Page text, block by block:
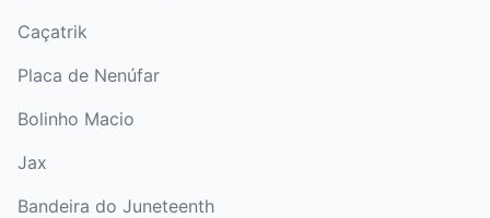
Caçatrik
Placa de Nenúfar
Bolinho Macio
Jax
Bandeira do Juneteenth